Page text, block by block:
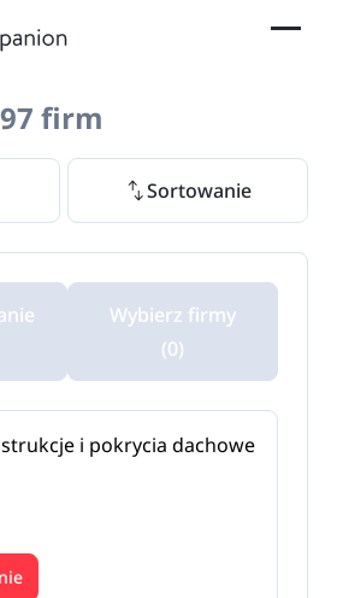
firm
Sortowanie
Wybierz firmy
(0)
i pokrycia dachowe